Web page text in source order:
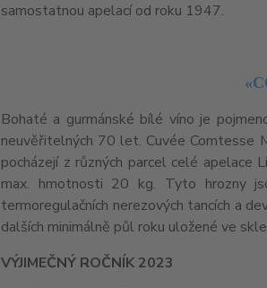
samostatnou apelací od roku 1947.
Bohaté a gurmánské bílé víno je
neuvěřitelných 70 let. Cuvée Comtesse
pocházejí z různých parcel celé apelace
max. hmotnosti 20 kg. Tyto hrozny
termoregulačních nerezových tancích a
dalších minimálně půl roku uložené ve
VÝJIMEČNÝ ROČNÍK 2023